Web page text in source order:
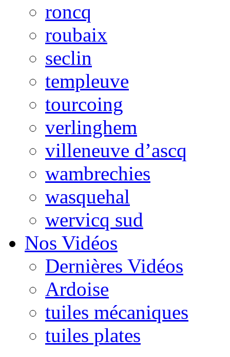
roncq
roubaix
seclin
templeuve
tourcoing
verlinghem
villeneuve d’ascq
wambrechies
wasquehal
wervicq sud
Nos Vidéos
Dernières Vidéos
Ardoise
tuiles mécaniques
tuiles plates